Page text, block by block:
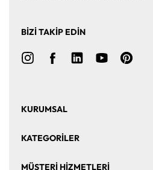
BİZİ TAKİP EDİN
KURUMSAL
KATEGORİLER
MÜŞTERİ HİZMETLERİ